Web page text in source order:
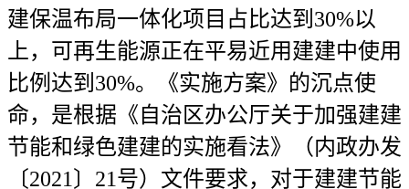
建保温布局一体化项目占比达到30%以
上，可再生能源正在平易近用建建中使用
比例达到30%。《实施方案》的沉点使
命，是根据《自治区办公厅关于加强建建
节能和绿色建建的实施看法》（内政办发
〔2021〕21号）文件要求，对于建建节能